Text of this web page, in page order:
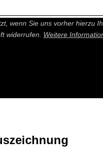
und individuelleres
wenn Sie uns vorher hierzu
widerrufen. Weitere